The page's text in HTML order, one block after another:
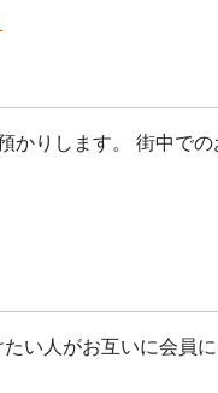
かりします。 街中で
い人がお互いに会員